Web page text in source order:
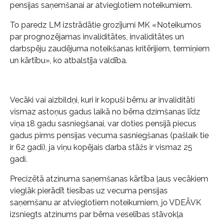
pensijas saņemšanai ar atvieglotiem noteikumiem.
To paredz LM izstrādātie grozījumi MK «Noteikumos
par prognozējamas invaliditātes, invaliditātes un
darbspēju zaudējuma noteikšanas kritērijiem, termiņiem
un kārtību», ko atbalstīja valdība.
Vecāki vai aizbildņi, kuri ir kopuši bērnu ar invaliditāti
vismaz astoņus gadus laikā no bērna dzimšanas līdz
viņa 18 gadu sasniegšanai, var doties pensijā piecus
gadus pirms pensijas vecuma sasniegšanas (pašlaik tie
ir 62 gadi), ja viņu kopējais darba stāžs ir vismaz 25
gadi.
Precizētā atzinuma saņemšanas kārtība ļaus vecākiem
vieglāk pierādīt tiesības uz vecuma pensijas
saņemšanu ar atvieglotiem noteikumiem, jo VDEĀVK
izsniegts atzinums par bērna veselības stāvokļa